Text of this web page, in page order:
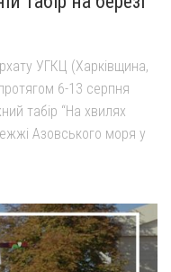
УГКЦ (Харківщина,
6-13 серпня
табір “На хвилях
Азовського моря у